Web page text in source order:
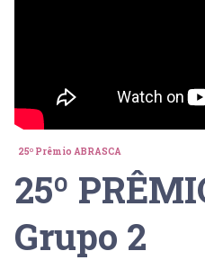
25º Prêmio ABRASCA
25º
Grupo 2